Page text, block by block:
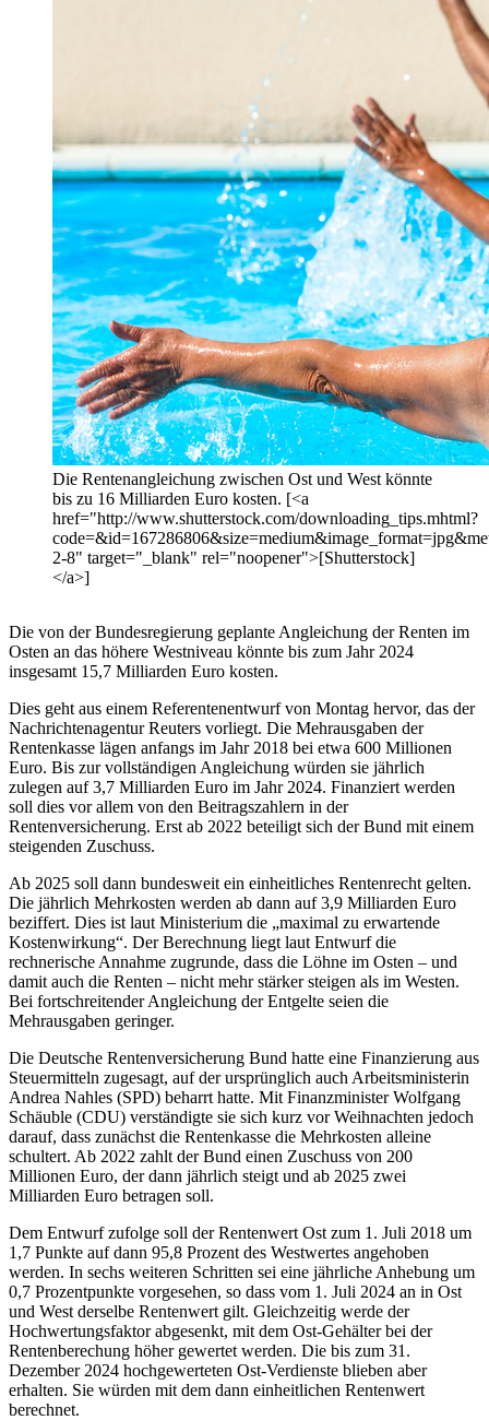
Die Rentenangleichung zwischen Ost und West könnte
bis zu 16 Milliarden Euro kosten. [<a
href="http://www.shutterstock.com/downloading_tips.mhtml?
2-8" target="_blank" rel="noopener">[Shutterstock]
</a>]
Die von der Bundesregierung geplante Angleichung der Renten im
Osten an das höhere Westniveau könnte bis zum Jahr 2024
insgesamt 15,7 Milliarden Euro kosten.
Dies geht aus einem Referentenentwurf von Montag hervor, das der
Nachrichtenagentur Reuters vorliegt. Die Mehrausgaben der
Rentenkasse lägen anfangs im Jahr 2018 bei etwa 600 Millionen
Euro. Bis zur vollständigen Angleichung würden sie jährlich
zulegen auf 3,7 Milliarden Euro im Jahr 2024. Finanziert werden
soll dies vor allem von den Beitragszahlern in der
Rentenversicherung. Erst ab 2022 beteiligt sich der Bund mit einem
steigenden Zuschuss.
Ab 2025 soll dann bundesweit ein einheitliches Rentenrecht gelten.
Die jährlich Mehrkosten werden ab dann auf 3,9 Milliarden Euro
beziffert. Dies ist laut Ministerium die „maximal zu erwartende
Kostenwirkung“. Der Berechnung liegt laut Entwurf die
rechnerische Annahme zugrunde, dass die Löhne im Osten – und
damit auch die Renten – nicht mehr stärker steigen als im Westen.
Bei fortschreitender Angleichung der Entgelte seien die
Mehrausgaben geringer.
Die Deutsche Rentenversicherung Bund hatte eine Finanzierung aus
Steuermitteln zugesagt, auf der ursprünglich auch Arbeitsministerin
Andrea Nahles (SPD) beharrt hatte. Mit Finanzminister Wolfgang
Schäuble (CDU) verständigte sie sich kurz vor Weihnachten jedoch
darauf, dass zunächst die Rentenkasse die Mehrkosten alleine
schultert. Ab 2022 zahlt der Bund einen Zuschuss von 200
Millionen Euro, der dann jährlich steigt und ab 2025 zwei
Milliarden Euro betragen soll.
Dem Entwurf zufolge soll der Rentenwert Ost zum 1. Juli 2018 um
1,7 Punkte auf dann 95,8 Prozent des Westwertes angehoben
werden. In sechs weiteren Schritten sei eine jährliche Anhebung um
0,7 Prozentpunkte vorgesehen, so dass vom 1. Juli 2024 an in Ost
und West derselbe Rentenwert gilt. Gleichzeitig werde der
Hochwertungsfaktor abgesenkt, mit dem Ost-Gehälter bei der
Rentenberechung höher gewertet werden. Die bis zum 31.
Dezember 2024 hochgewerteten Ost-Verdienste blieben aber
erhalten. Sie würden mit dem dann einheitlichen Rentenwert
berechnet.